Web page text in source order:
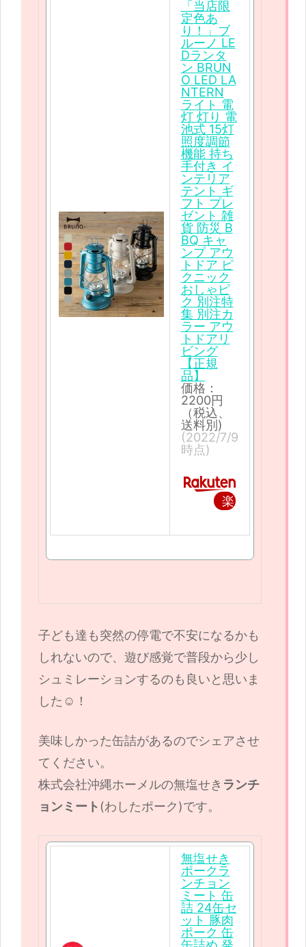
「当店限
定色あ
り！」ブ
ルーノ LE
Dランタ
ン BRUN
O LED LA
NTERN
ライト 電
灯 灯り 電
池式 15灯
照度調節
機能 持ち
手付き イ
ンテリア
テント ギ
フト プレ
ゼント 雑
貨 防災 B
BQ キャ
ンプ アウ
トドア ピ
クニック
おしゃピ
ク 別注特
集 別注カ
ラー アウ
トドアリ
ビング
【正規
品】
価格：
2200円
（税込、
送料別)
(2022/7/9
時点)
楽
で
購
子ども達も突然の停電で不安になるかも
しれないので、遊び感覚で普段から少し
シュミレーションするのも良いと思いま
した‪☺︎‬！
美味しかった缶詰があるのでシェアさせ
てください。
株式会社沖縄ホーメルの無塩せき ランチ
ョンミート (わしたポーク)です。
無塩せき
ポークラ
ンチョン
ミート 缶
詰 24缶セ
ット 豚肉
ポーク 缶